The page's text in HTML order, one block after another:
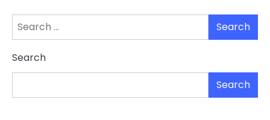
Search
Search
Search